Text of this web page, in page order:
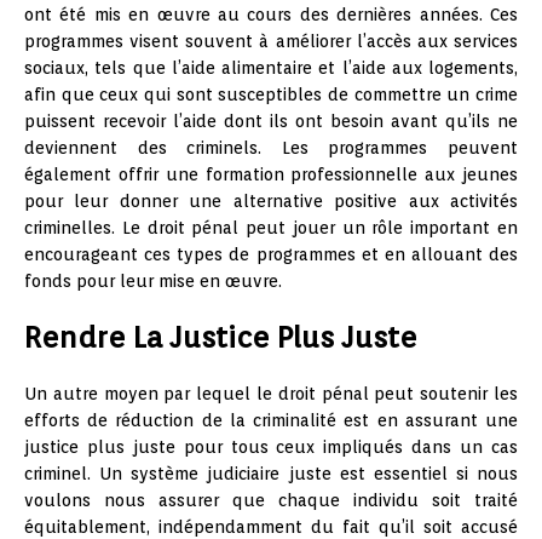
ont été mis en œuvre au cours des dernières années. Ces
programmes visent souvent à améliorer l’accès aux services
sociaux, tels que l’aide alimentaire et l’aide aux logements,
afin que ceux qui sont susceptibles de commettre un crime
puissent recevoir l’aide dont ils ont besoin avant qu’ils ne
deviennent des criminels. Les programmes peuvent
également offrir une formation professionnelle aux jeunes
pour leur donner une alternative positive aux activités
criminelles. Le droit pénal peut jouer un rôle important en
encourageant ces types de programmes et en allouant des
fonds pour leur mise en œuvre.
Rendre La Justice Plus Juste
Un autre moyen par lequel le droit pénal peut soutenir les
efforts de réduction de la criminalité est en assurant une
justice plus juste pour tous ceux impliqués dans un cas
criminel. Un système judiciaire juste est essentiel si nous
voulons nous assurer que chaque individu soit traité
équitablement, indépendamment du fait qu’il soit accusé